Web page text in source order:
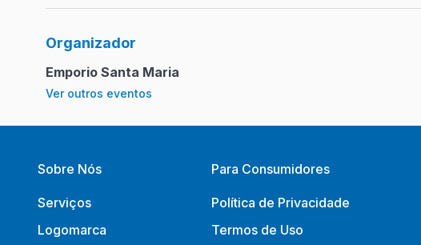
Organizador
Emporio Santa Maria
Ver outros eventos
Sobre Nós
Serviços
Logomarca
Para Consumidores
Política de Privacidade
Termos de Uso